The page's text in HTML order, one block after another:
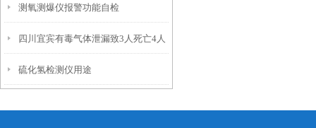
测氧测爆仪报警功能自检
四川宜宾有毒气体泄漏致3人死亡4人
受伤
硫化氢检测仪用途